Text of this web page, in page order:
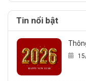
Tin nổi bật